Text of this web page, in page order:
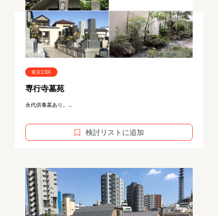
東京23区
専行寺墓苑
永代供養墓あり。...
検討リストに追加